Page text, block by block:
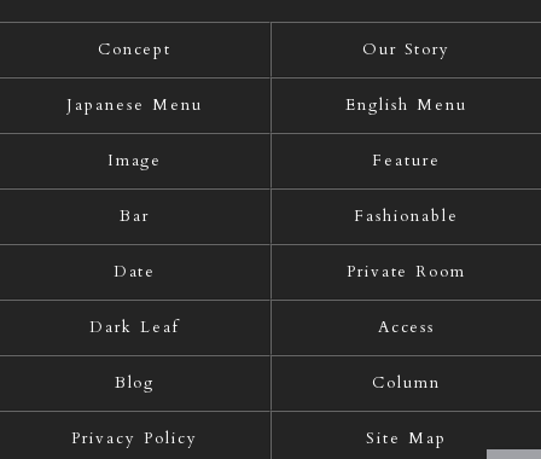
Concept Our Story
Japanese Menu English Menu
Image Feature
Bar Fashionable
Date Private Room
Dark Leaf Access
Blog Column
Privacy Policy Site Map